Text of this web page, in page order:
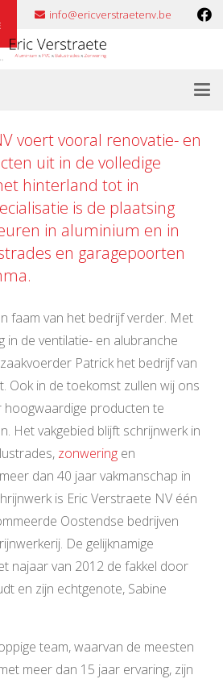
info@ericverstraetenv.be
voert vooral renovatie- en
uit in de volledige
hinterland tot in
is de plaatsing
in aluminium en in
en garagepoorten
faam van het bedrijf verder. Met
in de ventilatie- en alubranche
Patrick het bedrijf van
Ook in de toekomst zullen wij ons
producten te
Het vakgebied blijft schrijnwerk in
zonwering en
dan 40 jaar vakmanschap in
is Eric Verstraete NV één
Oostendse bedrijven
De gelijknamige
najaar van 2012 de fakkel door
en zijn echtgenote, Sabine
team, waarvan de meesten
meer dan 15 jaar ervaring, zijn